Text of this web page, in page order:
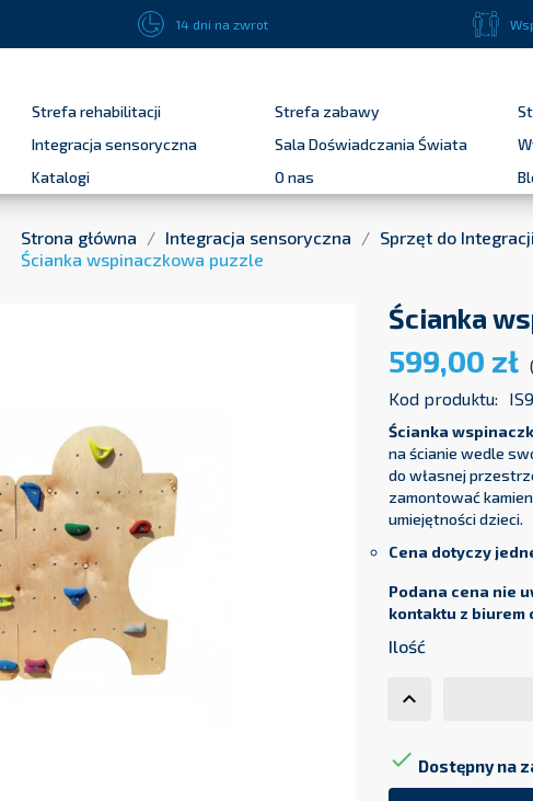
Płatność przelewem bankowym 14 dni dla podmiotów
14 dni na zwrot
Strefa rehabilitacji
Strefa zabawy
Integracja sensoryczna
Sala Doświadczania Świata
Katalogi
O nas
Strona główna Integracja sensoryczna Sprzęt do
Ścianka wspinaczkowa puzzle
Ścianka
599,00 zł
Kod produktu:
Ścianka
na ścianie wedle
do własnej
zamontować
umiejętności dzieci.
Cena dotyczy
Podana cena nie
kontaktu z biurem
Ilość
 Dostępny na